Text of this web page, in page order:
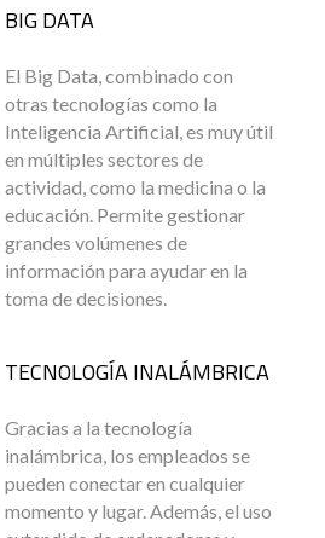
BIG DATA
El Big Data, combinado con
otras tecnologías como la
Inteligencia Artificial, es muy útil
en múltiples sectores de
actividad, como la medicina o la
educación. Permite gestionar
grandes volúmenes de
información para ayudar en la
toma de decisiones.
TECNOLOGÍA INALÁMBRICA
Gracias a la tecnología
inalámbrica, los empleados se
pueden conectar en cualquier
momento y lugar. Además, el uso